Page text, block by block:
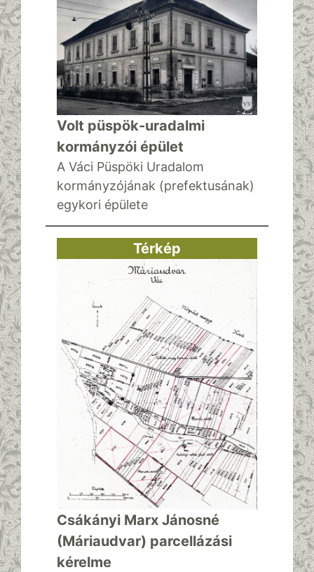
Volt püspök-uradalmi
kormányzói épület
A Váci Püspöki Uradalom
kormányzójának (prefektusának)
egykori épülete
Térkép
Csákányi Marx Jánosné
(Máriaudvar) parcellázási
kérelme